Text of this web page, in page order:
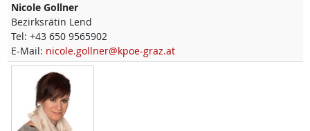
Nicole Gollner
Bezirksrätin Lend
Tel: +43 650 9565902
E-Mail: nicole.gollner@kpoe-graz.at